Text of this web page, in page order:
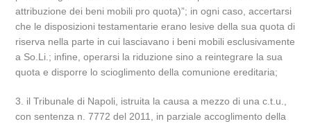
attribuzione dei beni mobili pro quota)”; in ogni caso, accertarsi
che le disposizioni testamentarie erano lesive della sua quota di
riserva nella parte in cui lasciavano i beni mobili esclusivamente
a So.Li.; infine, operarsi la riduzione sino a reintegrare la sua
quota e disporre lo scioglimento della comunione ereditaria;
3. il Tribunale di Napoli, istruita la causa a mezzo di una c.t.u.,
con sentenza n. 7772 del 2011, in parziale accoglimento della